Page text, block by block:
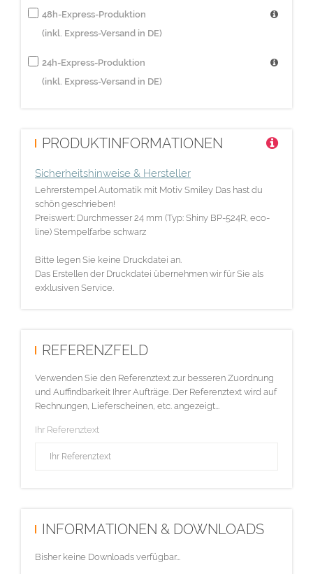
48h-Express-Produktion
(inkl. Express-Versand in DE)
24h-Express-Produktion
(inkl. Express-Versand in DE)
PRODUKTINFORMATIONEN
Sicherheitshinweise & Hersteller
Lehrerstempel Automatik mit Motiv Smiley Das hast du
schön geschrieben!
Preiswert: Durchmesser 24 mm (Typ: Shiny BP-524R, eco-
line) Stempelfarbe schwarz
Bitte legen Sie keine Druckdatei an.
Das Erstellen der Druckdatei übernehmen wir für Sie als
exklusiven Service.
REFERENZFELD
Verwenden Sie den Referenztext zur besseren Zuordnung
und Auffindbarkeit Ihrer Aufträge. Der Referenztext wird auf
Rechnungen, Lieferscheinen, etc. angezeigt...
Ihr Referenztext
INFORMATIONEN & DOWNLOADS
Bisher keine Downloads verfügbar...